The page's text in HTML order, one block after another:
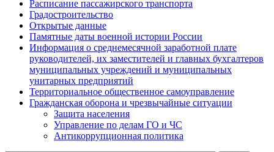
Расписание пассажирского транспорта
Градостроительство
Открытые данные
Памятные даты военной истории России
Информация о среднемесячной заработной плате
руководителей, их заместителей и главных бухгалтеров
муниципальных учреждений и муниципальных
унитарных предприятий
Территориальное общественное самоуправление
Гражданская оборона и чрезвычайные ситуации
Защита населения
Управление по делам ГО и ЧС
Антикоррупционная политика